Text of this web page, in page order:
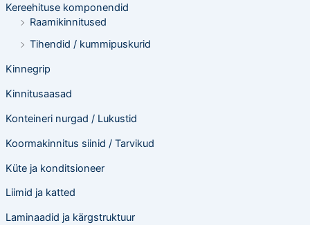
Kereehituse komponendid
Raamikinnitused
Tihendid / kummipuskurid
Kinnegrip
Kinnitusaasad
Konteineri nurgad / Lukustid
Koormakinnitus siinid / Tarvikud
Küte ja konditsioneer
Liimid ja katted
Laminaadid ja kärgstruktuur